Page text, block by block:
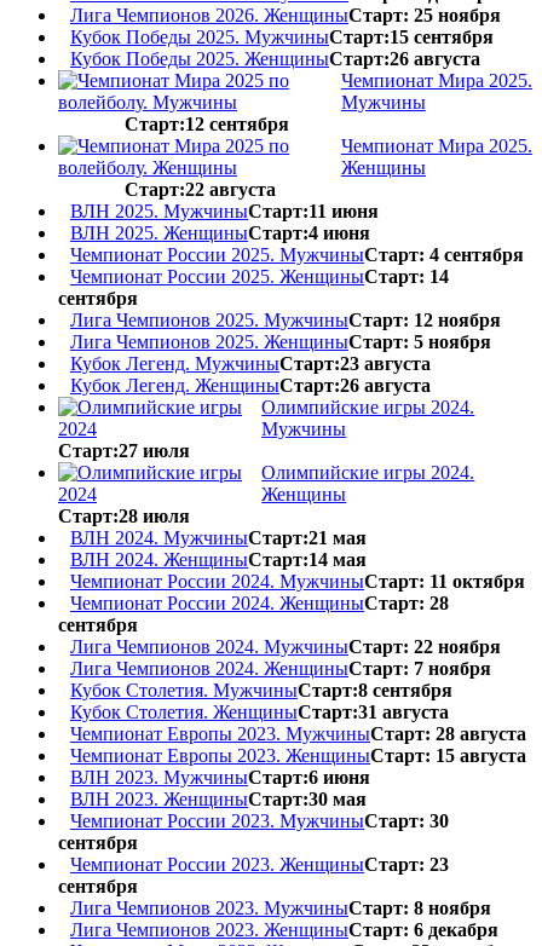
Лига Чемпионов 2026. ЖенщиныСтарт: 25 ноября
Кубок Победы 2025. МужчиныСтарт:15 сентября
Кубок Победы 2025. ЖенщиныСтарт:26 августа
Чемпионат Мира 2025.
Мужчины
Старт:12 сентября
Чемпионат Мира 2025.
Женщины
Старт:22 августа
ВЛН 2025. МужчиныСтарт:11 июня
ВЛН 2025. ЖенщиныСтарт:4 июня
Чемпионат России 2025. МужчиныСтарт: 4 сентября
Чемпионат России 2025. ЖенщиныСтарт: 14
сентября
Лига Чемпионов 2025. МужчиныСтарт: 12 ноября
Лига Чемпионов 2025. ЖенщиныСтарт: 5 ноября
Кубок Легенд. МужчиныСтарт:23 августа
Кубок Легенд. ЖенщиныСтарт:26 августа
Олимпийские игры 2024.
Мужчины
Старт:27 июля
Олимпийские игры 2024.
Женщины
Старт:28 июля
ВЛН 2024. МужчиныСтарт:21 мая
ВЛН 2024. ЖенщиныСтарт:14 мая
Чемпионат России 2024. МужчиныСтарт: 11 октября
Чемпионат России 2024. ЖенщиныСтарт: 28
сентября
Лига Чемпионов 2024. МужчиныСтарт: 22 ноября
Лига Чемпионов 2024. ЖенщиныСтарт: 7 ноября
Кубок Столетия. МужчиныСтарт:8 сентября
Кубок Столетия. ЖенщиныСтарт:31 августа
Чемпионат Европы 2023. МужчиныСтарт: 28 августа
Чемпионат Европы 2023. ЖенщиныСтарт: 15 августа
ВЛН 2023. МужчиныСтарт:6 июня
ВЛН 2023. ЖенщиныСтарт:30 мая
Чемпионат России 2023. МужчиныСтарт: 30
сентября
Чемпионат России 2023. ЖенщиныСтарт: 23
сентября
Лига Чемпионов 2023. МужчиныСтарт: 8 ноября
Лига Чемпионов 2023. ЖенщиныСтарт: 6 декабря